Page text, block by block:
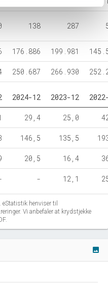
138 287
176.886 199.981
250.687 266.930
2024-12 2023-12
29,4 25,0
146,5 135,5
20,5 16,4
- 12,1
henviser til
Vi anbefaler at krydstjekke
image